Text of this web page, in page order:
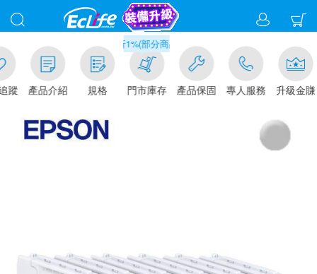
蹤 產品介紹 規格
滿千元門市取貨現折1%(部分商品不適用)-請點我看
門市庫存 產品保固 專人服務 升級金賺